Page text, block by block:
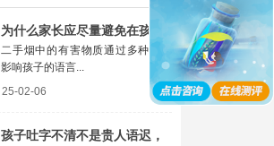
为什么家长应尽量避免在孩子
面前吸烟
二手烟中的有害物质通过多种途径
影响孩子的语言...
25-02-06
孩子吐字不清不是贵人语迟，